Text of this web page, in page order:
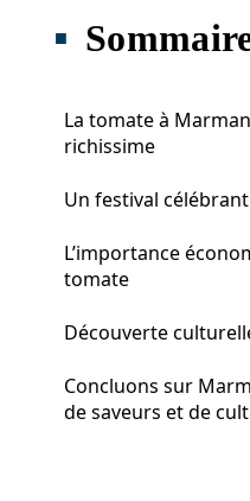
La tomate à
richissime
Un festival
L’importance
tomate
Découverte
Concluons sur
de saveurs et de